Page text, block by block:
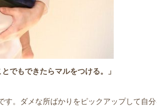
でもできたらマルをつける。」
す。ダメな所ばかりをピックアップして自